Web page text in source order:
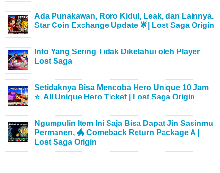
Ada Punakawan, Roro Kidul, Leak, dan Lainnya.
Star Coin Exchange Update 🌟| Lost Saga Origin
Info Yang Sering Tidak Diketahui oleh Player
Lost Saga
Setidaknya Bisa Mencoba Hero Unique 10 Jam
⭐, All Unique Hero Ticket | Lost Saga Origin
Ngumpulin Item Ini Saja Bisa Dapat Jin Sasinmu
Permanen, 🐲 Comeback Return Package A |
Lost Saga Origin